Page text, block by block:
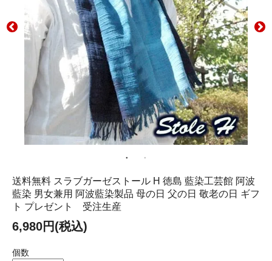
送料無料 スラブガーゼストール H 徳島 藍染工芸館 阿波
藍染 男女兼用 阿波藍染製品 母の日 父の日 敬老の日 ギフ
ト プレゼント 受注生産
6,980円(税込)
個数